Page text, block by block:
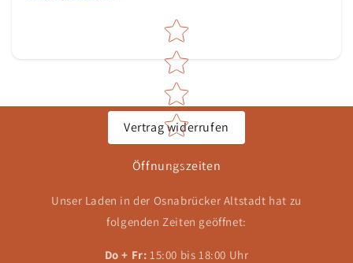
Star rating
Vertrag widerrufen
Öffnungszeiten
Unser Laden in der Osnabrücker Altstadt hat zu
folgenden Zeiten geöffnet:
Do + Fr: 15:00 bis 18:00 Uhr